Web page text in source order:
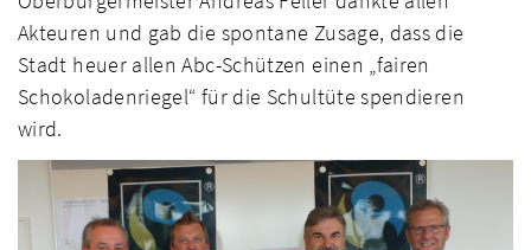
Akteuren und gab die spontane Zusage, dass die
Stadt heuer allen Abc-Schützen einen „fairen
Schokoladenriegel“ für die Schultüte spendieren
wird.